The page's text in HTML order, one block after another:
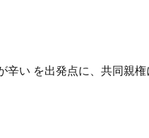
い を出発点に、共同親